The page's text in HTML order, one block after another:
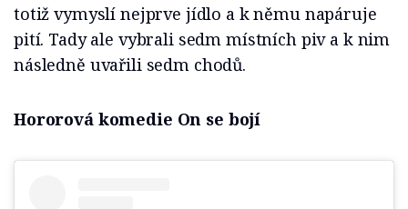
totiž vymyslí nejprve jídlo a k němu napáruje
pití. Tady ale vybrali sedm místních piv a k nim
následně uvařili sedm chodů.
Hororová komedie On se bojí